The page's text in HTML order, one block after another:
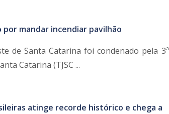
mandar incendiar pavilhão
de Santa Catarina foi condenado pela 3ª
Catarina (TJSC ...
atinge recorde histórico e chega a